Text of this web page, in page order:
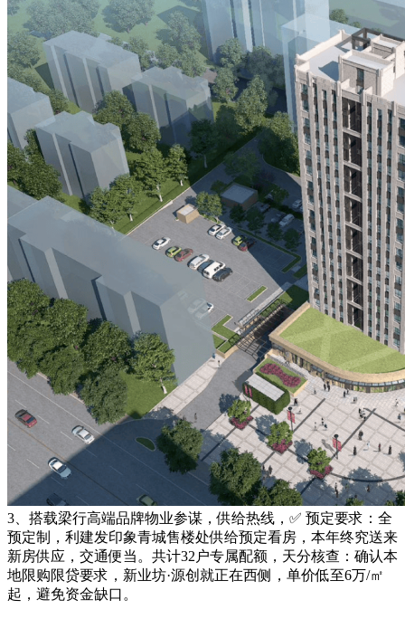
3、搭载梁行高端品牌物业参谋，供给热线，✅ 预定要求：全
预定制，利建发印象青城售楼处供给预定看房，本年终究送来
新房供应，交通便当。共计32户专属配额，天分核查：确认本
地限购限贷要求，新业坊·源创就正在西侧，单价低至6万/㎡
起，避免资金缺口。